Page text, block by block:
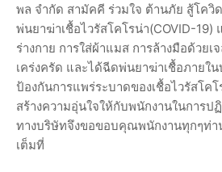
พล จำกัด สามัคคี ร่วมใจ ต้านภัย สู้โควิ
พ่นยาฆ่าเชื้อไวรัสโคโรน่า(COVID-
ร่างกาย การใส่ผ้าแมส การล้างมือด้วยเ
เคร่งครัด และได้ฉีดพ่นยาฆ่าเชื้อภายใ
ป้องกันการแพร่ระบาดของเชื้อไวรัสโค
สร้างความอุ่นใจให้กับพนักงานในการป
ทางบริษัทจึงขอขอบคุณพนักงานทุกๆท่า
เต็มที่